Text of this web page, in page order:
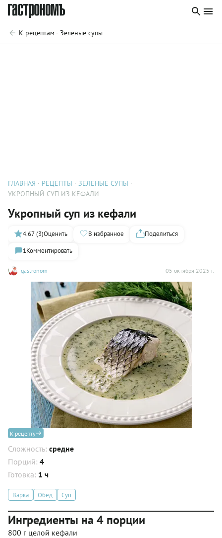
К рецептам - Зеленые супы
ГЛАВНАЯ РЕЦЕПТЫ
ЗЕЛЕНЫЕ СУПЫ
УКРОПНЫЙ СУП ИЗ КЕФАЛИ
Укропный суп из кефали
gastronom 05 октября 2025 г.
4.67 (3)Оценить В избранное
Поделиться
1Комментировать
К рецепту
Сложность: средне
Порций: 4
Готовка: 1 ч
Варка Обед Суп
Ингредиенты на 4 порции
800 г целой кефали